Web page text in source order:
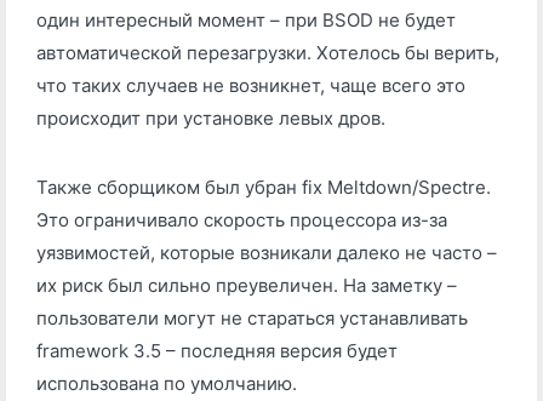
один интересный момент – при BSOD не будет
автоматической перезагрузки. Хотелось бы верить,
что таких случаев не возникнет, чаще всего это
происходит при установке левых дров.
Также сборщиком был убран fix Meltdown/Spectre.
Это ограничивало скорость процессора из-за
уязвимостей, которые возникали далеко не часто –
их риск был сильно преувеличен. На заметку –
пользователи могут не стараться устанавливать
framework 3.5 – последняя версия будет
использована по умолчанию.